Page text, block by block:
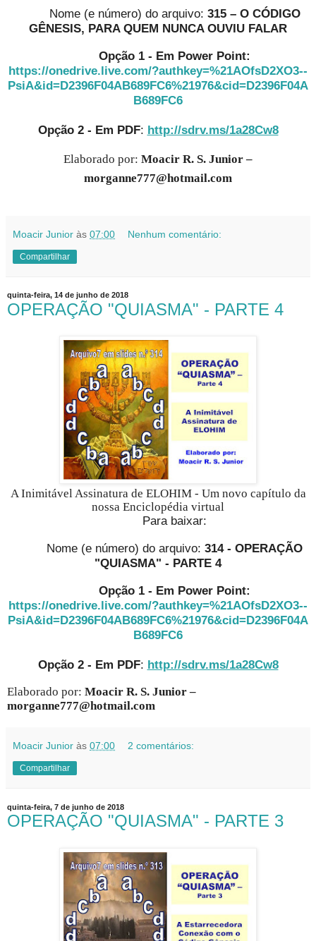
Nome (e número) do arquivo: 315 – O CÓDIGO
GÊNESIS, PARA QUEM NUNCA OUVIU FALAR
Opção 1 - Em Power Point:
https://onedrive.live.com/?authkey=%21AOfsD2XO3--
PsiA&id=D2396F04AB689FC6%21976&cid=D2396F04A
B689FC6
Opção 2 - Em PDF: http://sdrv.ms/1a28Cw8
Elaborado por: Moacir R. S. Junior –
morganne777@hotmail.com
Moacir Junior às 07:00 Nenhum comentário:
Compartilhar
quinta-feira, 14 de junho de 2018
OPERAÇÃO "QUIASMA" - PARTE 4
A Inimitável Assinatura de ELOHIM - Um novo capítulo da
nossa Enciclopédia virtual
Para baixar:
Nome (e número) do arquivo:314 - OPERAÇÃO
"QUIASMA" - PARTE 4
Opção 1 - Em Power Point:
https://onedrive.live.com/?authkey=%21AOfsD2XO3--
PsiA&id=D2396F04AB689FC6%21976&cid=D2396F04A
B689FC6
Opção 2 - Em PDF: http://sdrv.ms/1a28Cw8
Elaborado por: Moacir R. S. Junior –
morganne777@hotmail.com
Moacir Junior às 07:00 2 comentários:
Compartilhar
quinta-feira, 7 de junho de 2018
OPERAÇÃO "QUIASMA" - PARTE 3